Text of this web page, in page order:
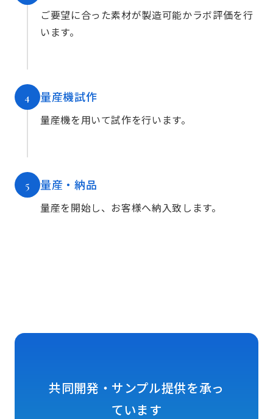
ご要望に合った素材が製造可能かラボ評価を行
います。
4 量産機試作
量産機を用いて試作を行います。
5 量産・納品
量産を開始し、お客様へ納入致します。
共同開発・サンプル提供を承っ
ています